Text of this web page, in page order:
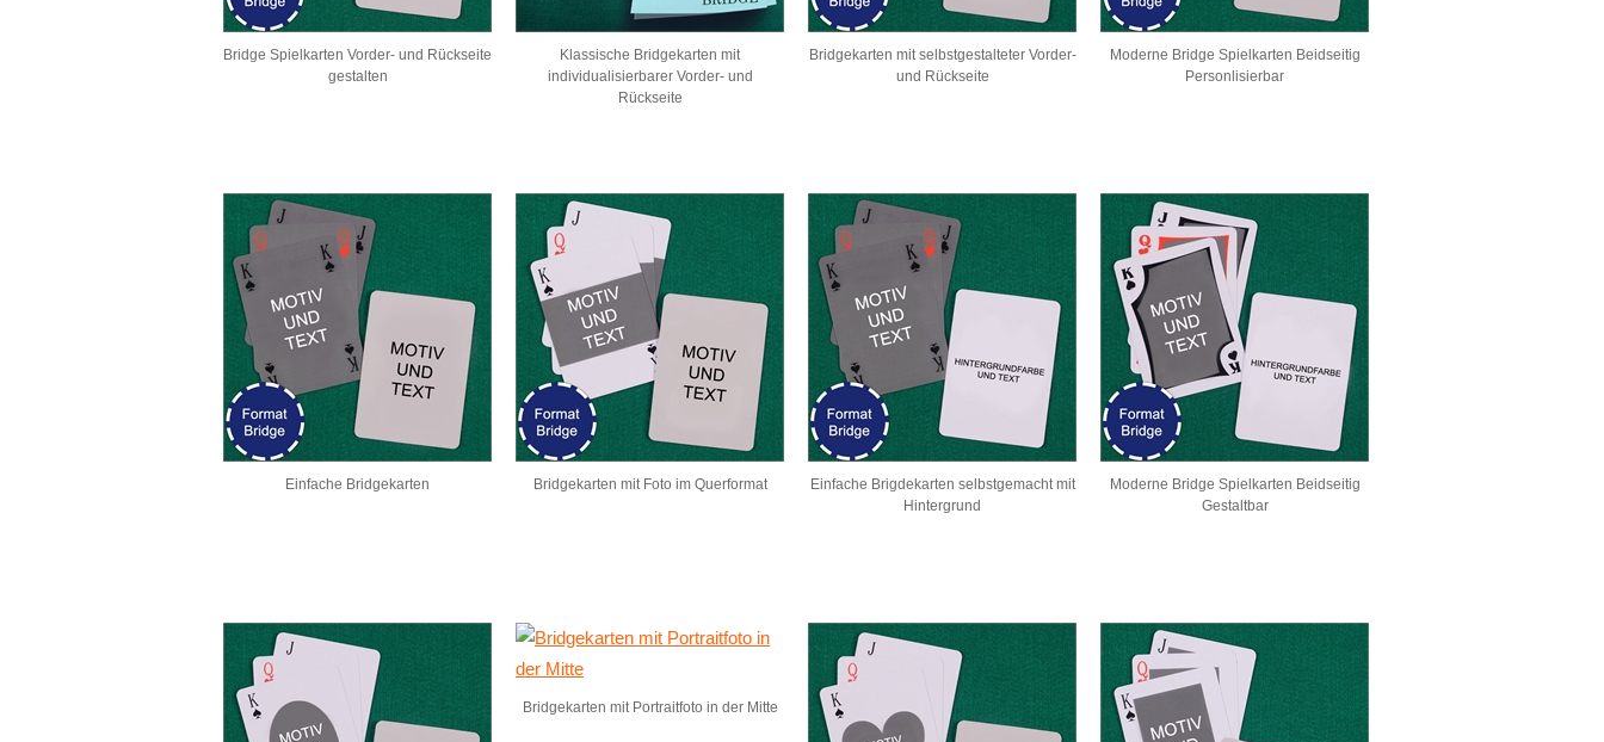
Bridge Spielkarten Vorder- und Rückseite
gestalten
Klassische Bridgekarten mit
individualisierbarer Vorder- und
Rückseite
Bridgekarten mit selbstgestalteter Vorder-
und Rückseite
Moderne Bridge Spielkarten Beidseitig
Personlisierbar
Einfache Bridgekarten Bridgekarten mit Foto im Querformat
Einfache Brigdekarten selbstgemacht mit
Hintergrund
Moderne Bridge Spielkarten Beidseitig
Gestaltbar
Bridgekarten mit Portraitfoto in der Mitte